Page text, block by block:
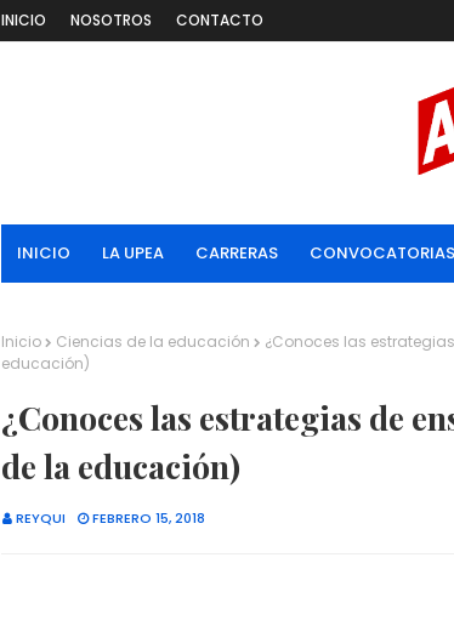
INICIO NOSOTROS CONTACTO
INICIO LA UPEA CARRERAS CONVOCATORIAS
Inicio Ciencias de la educación
¿Conoces las
educación)
¿Conoces las estrategias de
de la educación)
REYQUI FEBRERO 15, 2018